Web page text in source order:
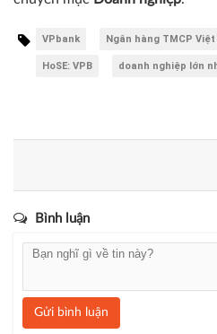
VPbank Ngân hàng TMCP
HoSE: VPB doanh nghiệp lớn
Bình luận
Gửi bình luận